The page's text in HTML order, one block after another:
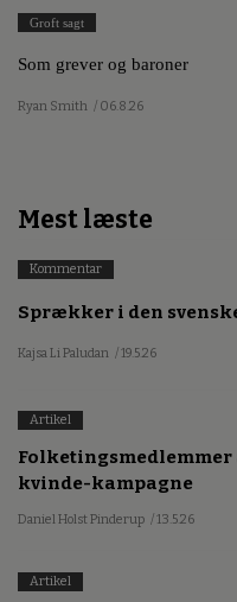
Groft sagt
Som grever og baroner
Ryan Smith / 06.8.26
Mest læste
Kommentar
Sprækker i den
Kajsa Li Paludan / 19.5.26
Artikel
Folketingsmedlemmer
kvinde-kampagne
Daniel Holst Pinderup / 13.5.26
Artikel